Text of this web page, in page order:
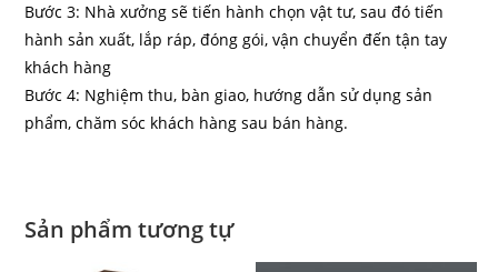
Bước 3: Nhà xưởng sẽ tiến hành chọn vật tư, sau đó tiến
hành sản xuất, lắp ráp, đóng gói, vận chuyển đến tận tay
khách hàng
Bước 4: Nghiệm thu, bàn giao, hướng dẫn sử dụng sản
phẩm, chăm sóc khách hàng sau bán hàng.
Sản phẩm tương tự